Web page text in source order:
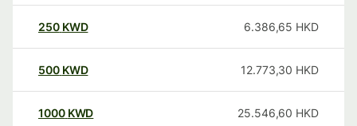
250 KWD 6.386,65 HKD
500 KWD 12.773,30 HKD
1000 KWD 25.546,60 HKD